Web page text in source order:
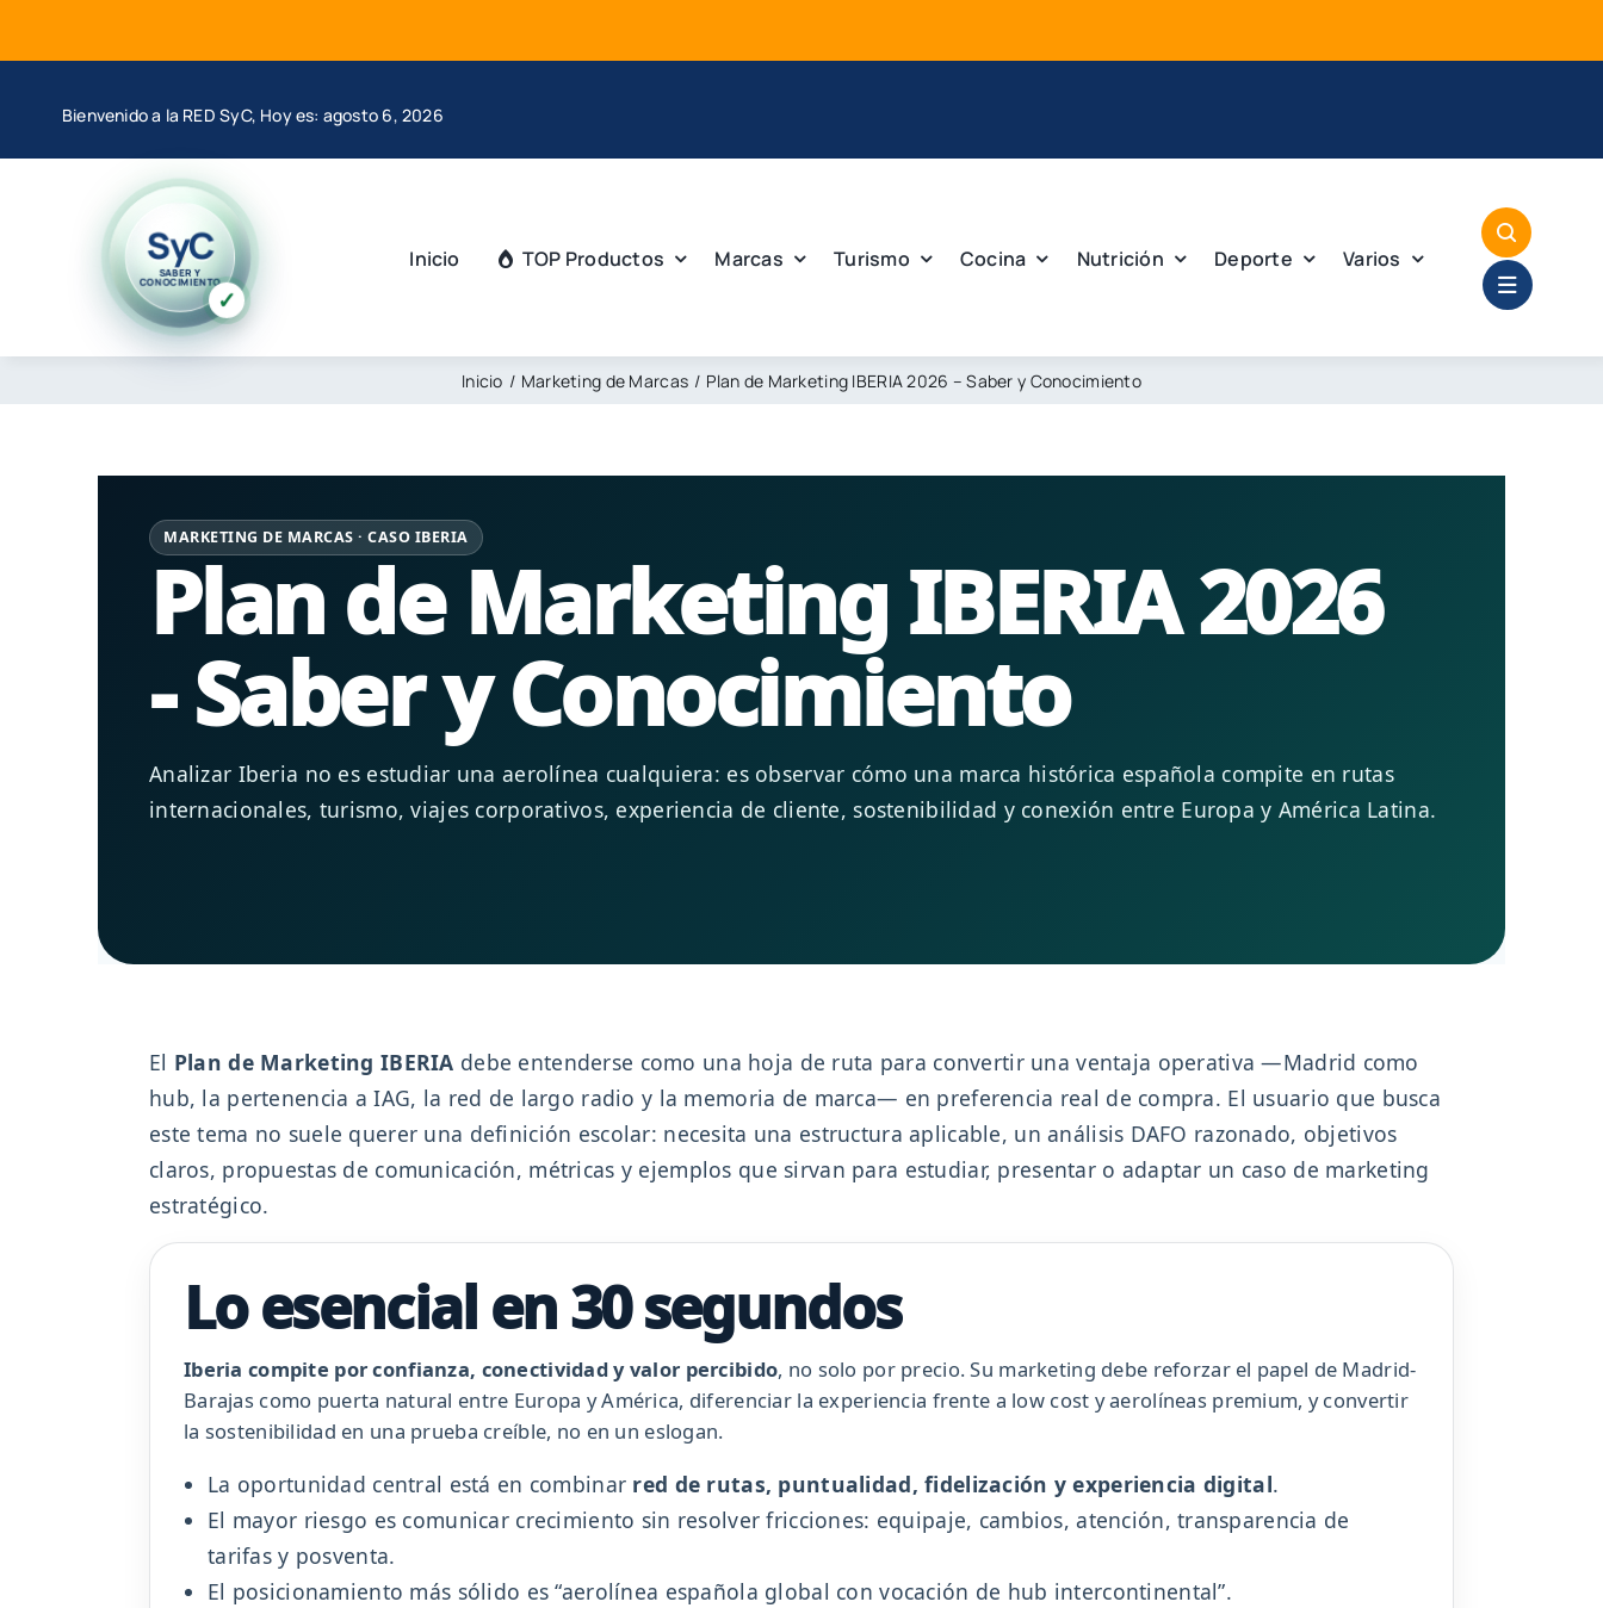
al
Bienvenido a la RED SyC, Hoy es: agosto 6, 2026
SyC
SABER Y
CONOCIMIENTO
✓
Inicio TOP Productos Marcas Turismo Cocina Nutrición Deporte Varios
Inicio Marketing de Marcas Plan de Marketing IBERIA 2026 – Saber y Conocimiento
MARKETING DE MARCAS · CASO IBERIA
Plan de Marketing IBERIA 2026
- Saber y Conocimiento
Analizar Iberia no es estudiar una aerolínea cualquiera: es observar cómo una marca histórica española compite en rutas
internacionales, turismo, viajes corporativos, experiencia de cliente, sostenibilidad y conexión entre Europa y América Latina.
El Plan de Marketing IBERIA debe entenderse como una hoja de ruta para convertir una ventaja operativa —Madrid como
hub, la pertenencia a IAG, la red de largo radio y la memoria de marca— en preferencia real de compra. El usuario que busca
este tema no suele querer una definición escolar: necesita una estructura aplicable, un análisis DAFO razonado, objetivos
claros, propuestas de comunicación, métricas y ejemplos que sirvan para estudiar, presentar o adaptar un caso de marketing
estratégico.
Lo esencial en 30 segundos
Iberia compite por confianza, conectividad y valor percibido, no solo por precio. Su marketing debe reforzar el papel de Madrid-
Barajas como puerta natural entre Europa y América, diferenciar la experiencia frente a low cost y aerolíneas premium, y convertir
la sostenibilidad en una prueba creíble, no en un eslogan.
La oportunidad central está en combinar red de rutas, puntualidad, fidelización y experiencia digital.
El mayor riesgo es comunicar crecimiento sin resolver fricciones: equipaje, cambios, atención, transparencia de
tarifas y posventa.
El posicionamiento más sólido es “aerolínea española global con vocación de hub intercontinental”.